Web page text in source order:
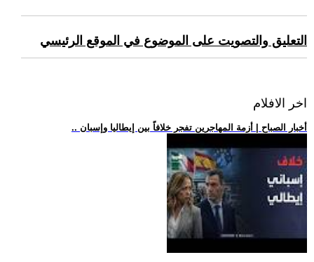
التعليق والتصويت على الموضوع في الموقع الرئيسي
اخر الافلام
.. أخبار الصباح | أزمة المهاجرين تفجر خلافاً بين إيطاليا وإسبان